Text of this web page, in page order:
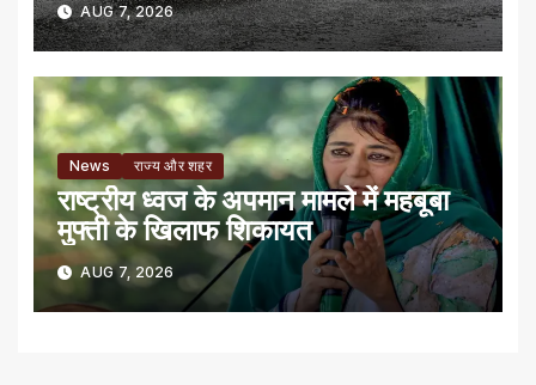
AUG 7, 2026
News राज्य और शहर
राष्ट्रीय ध्वज के अपमान मामले में महबूबा
मुफ्ती के खिलाफ शिकायत
AUG 7, 2026